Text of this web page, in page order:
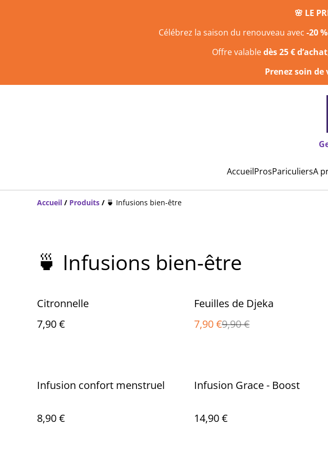
🌸 LE
Célébrez la saison du renouveau avec -20
Offre valabledès 25 €
Prenez soin
AccueilProsPariculiersA
Accueil / Produits / 🍵 Infusions bien-être
🍵 Infusions bien-être
Citronnelle
7,90 €
%
Feuilles de Djeka
7,90 €9,90 €
Infusion confort menstruel
8,90 €
Infusion Grace - Boost
14,90 €